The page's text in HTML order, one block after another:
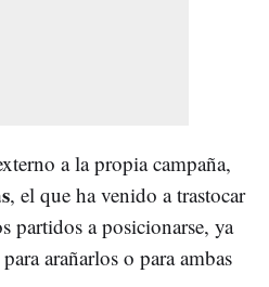
a la propia campaña,
, el que ha venido a trastocar
partidos a posicionarse, ya
arañarlos o para ambas